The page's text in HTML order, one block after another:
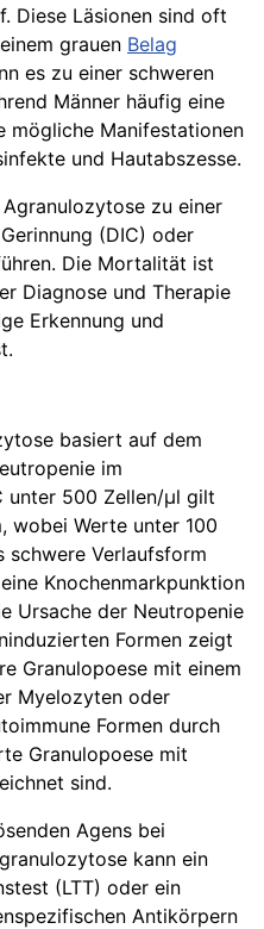
Diese Läsionen sind oft
grauen Belag
es zu einer schweren
Männer häufig eine
mögliche Manifestationen
und Hautabszesse.
zu einer
(DIC) oder
Die Mortalität ist
Diagnose und Therapie
Erkennung und
basiert auf dem
im
unter 500 Zellen/µl gilt
wobei Werte unter 100
schwere Verlaufsform
Knochenmarkpunktion
Ursache der Neutropenie
Formen zeigt
Granulopoese mit einem
Myelozyten oder
Formen durch
Granulopoese mit
sind.
Agens bei
kann ein
(LTT) oder ein
Antikörpern